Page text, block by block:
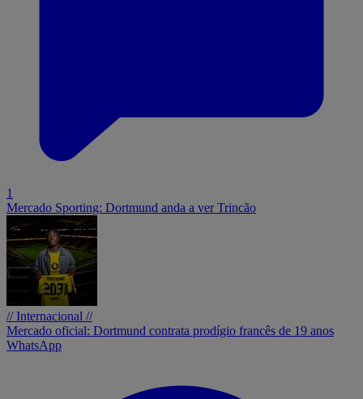
1
Mercado Sporting: Dortmund anda a ver Trincão
// Internacional //
Mercado oficial: Dortmund contrata prodígio francês de 19 anos
WhatsApp